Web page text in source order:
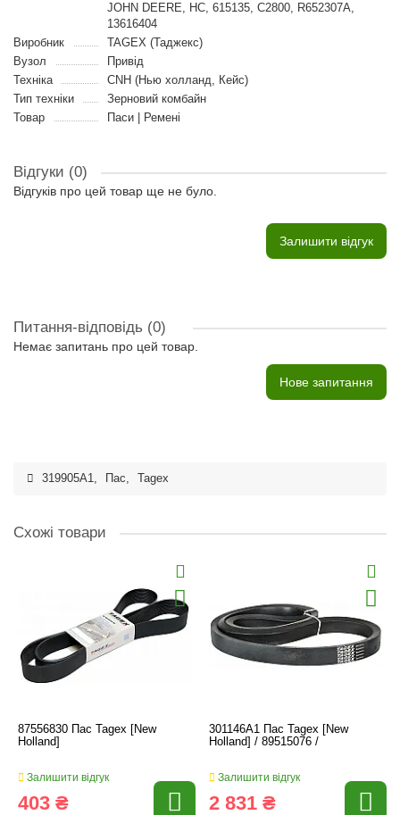
JOHN DEERE, HC, 615135, C2800, R652307A,
13616404
Виробник
TAGEX (Таджекс)
Вузол
Привід
Техніка
CNH (Нью холланд, Кейс)
Тип техніки
Зерновий комбайн
Товар
Паси | Ремені
Відгуки (0)
Відгуків про цей товар ще не було.
Залишити відгук
Питання-відповідь (0)
Немає запитань про цей товар.
Нове запитання
319905A1, Пас, Tagex
Схожі товари
87556830 Пас Tagex [New
Holland]
Залишити відгук
403 ₴
301146A1 Пас Tagex [New
Holland] / 89515076 /
Залишити відгук
2 831 ₴